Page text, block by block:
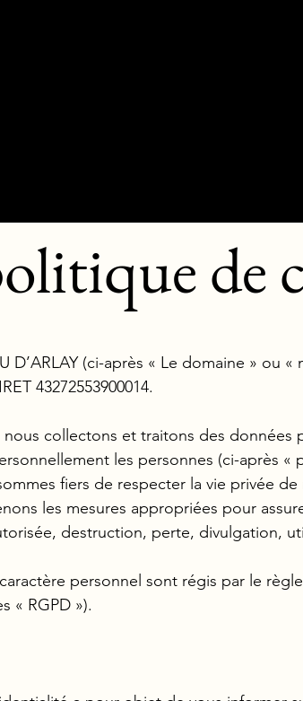
de
D’ARLAY (ci-après « Le domaine » ou
43272553900014.
collectons et traitons des données
les personnes (ci-après «
fiers de respecter la vie privée
les mesures appropriées pour
destruction, perte, divulgation,
personnel sont régis par le
« RGPD »).